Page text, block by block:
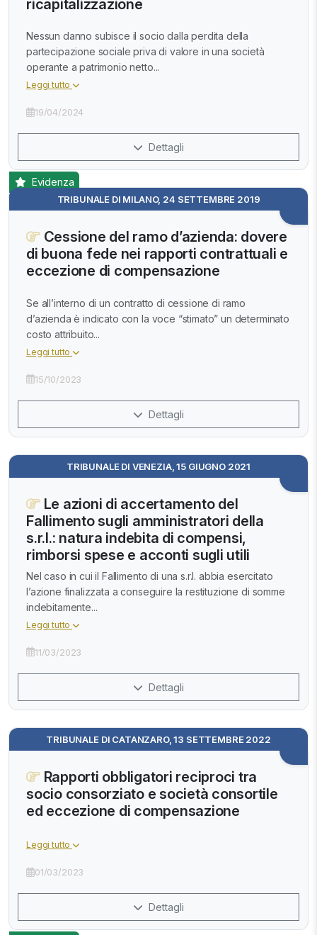
ricapitalizzazione
Nessun danno subisce il socio dalla perdita della
partecipazione sociale priva di valore in una società
operante a patrimonio netto...
Leggi tutto
19/04/2024
Dettagli
TRIBUNALE DI MILANO, 24 SETTEMBRE 2019
Evidenza
Cessione del ramo d’azienda: dovere
di buona fede nei rapporti contrattuali e
eccezione di compensazione
Se all’interno di un contratto di cessione di ramo
d’azienda è indicato con la voce “stimato” un determinato
costo attribuito...
Leggi tutto
15/10/2023
Dettagli
TRIBUNALE DI VENEZIA, 15 GIUGNO 2021
Le azioni di accertamento del
Fallimento sugli amministratori della
s.r.l.: natura indebita di compensi,
rimborsi spese e acconti sugli utili
Nel caso in cui il Fallimento di una s.r.l. abbia esercitato
l’azione finalizzata a conseguire la restituzione di somme
indebitamente...
Leggi tutto
11/03/2023
Dettagli
TRIBUNALE DI CATANZARO, 13 SETTEMBRE 2022
Rapporti obbligatori reciproci tra
socio consorziato e società consortile
ed eccezione di compensazione
Leggi tutto
01/03/2023
Dettagli